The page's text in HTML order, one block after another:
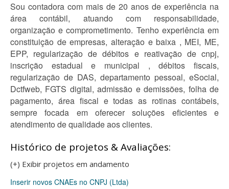
Sou contadora com mais de 20 anos de experiência na
área contábil, atuando com responsabilidade,
organização e comprometimento. Tenho experiência em
constituição de empresas, alteração e baixa , MEI, ME,
EPP, regularização de débitos e reativação de cnpj,
inscrição estadual e municipal , débitos fiscais,
regularização de DAS, departamento pessoal, eSocial,
Dctfweb, FGTS digital, admissão e demissões, folha de
pagamento, área fiscal e todas as rotinas contábeis,
sempre focada em oferecer soluções eficientes e
atendimento de qualidade aos clientes.
Histórico de projetos & Avaliações:
(+) Exibir projetos em andamento
Inserir novos CNAEs no CNPJ (Ltda)